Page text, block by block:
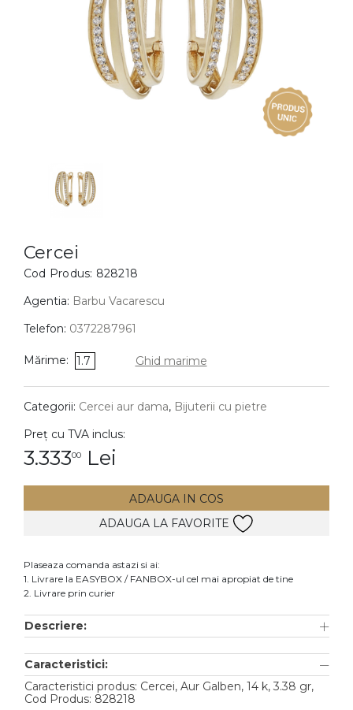
BIJUTERII COPII
Cercei
Bratari
Coliere
Lanturi
Pandantive
DIAMANTE Vezi toate
Cercei
Accesorii
Aur alb
Aur roz
Cercei
Cod Produs: 828218
Agentia: Barbu Vacarescu
Telefon: 0372287961
Mărime: 1.7 Ghid marime
Categorii: Cercei aur dama, Bijuterii cu pietre
Preț cu TVA inclus:
3.33300 Lei
ADAUGA IN COS
ADAUGA LA FAVORITE
Plaseaza comanda astazi si ai:
1. Livrare la EASYBOX / FANBOX-ul cel mai apropiat de tine
2. Livrare prin curier
Descriere:
Caracteristici:
Caracteristici produs: Cercei, Aur Galben, 14 k, 3.38 gr,
Cod Produs: 828218